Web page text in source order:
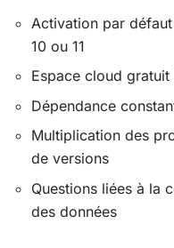
Activation par
10 ou 11
Espace cloud
Dépendance
Multiplication des
de versions
Questions liées à la
des données